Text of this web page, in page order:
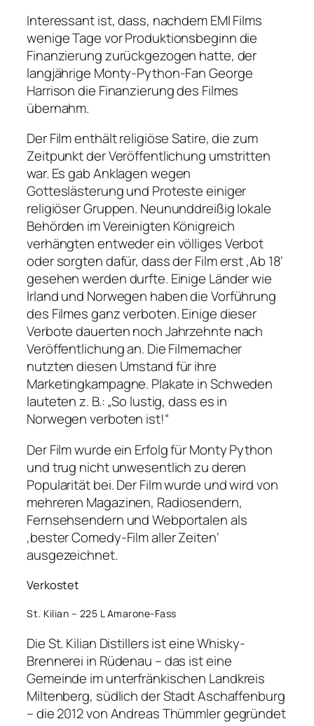
Interessant ist, dass, nachdem EMI Films
wenige Tage vor Produktionsbeginn die
Finanzierung zurückgezogen hatte, der
langjährige Monty-Python-Fan George
Harrison die Finanzierung des Filmes
übernahm.
Der Film enthält religiöse Satire, die zum
Zeitpunkt der Veröffentlichung umstritten
war. Es gab Anklagen wegen
Gotteslästerung und Proteste einiger
religiöser Gruppen. Neununddreißig lokale
Behörden im Vereinigten Königreich
verhängten entweder ein völliges Verbot
oder sorgten dafür, dass der Film erst ‚Ab 18‘
gesehen werden durfte. Einige Länder wie
Irland und Norwegen haben die Vorführung
des Filmes ganz verboten. Einige dieser
Verbote dauerten noch Jahrzehnte nach
Veröffentlichung an. Die Filmemacher
nutzten diesen Umstand für ihre
Marketingkampagne. Plakate in Schweden
lauteten z. B.: „So lustig, dass es in
Norwegen verboten ist!“
Der Film wurde ein Erfolg für Monty Python
und trug nicht unwesentlich zu deren
Popularität bei. Der Film wurde und wird von
mehreren Magazinen, Radiosendern,
Fernsehsendern und Webportalen als
‚bester Comedy-Film aller Zeiten‘
ausgezeichnet.
Verkostet
St. Kilian – 225 L Amarone-Fass
Die St. Kilian Distillers ist eine Whisky-
Brennerei in Rüdenau – das ist eine
Gemeinde im unterfränkischen Landkreis
Miltenberg, südlich der Stadt Aschaffenburg
– die 2012 von Andreas Thümmler gegründet